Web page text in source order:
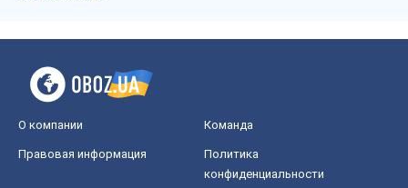
О компании Команда
Правовая информация
Политика
конфиденциальности